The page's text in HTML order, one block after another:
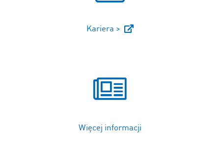
Kariera >
Więcej informacji